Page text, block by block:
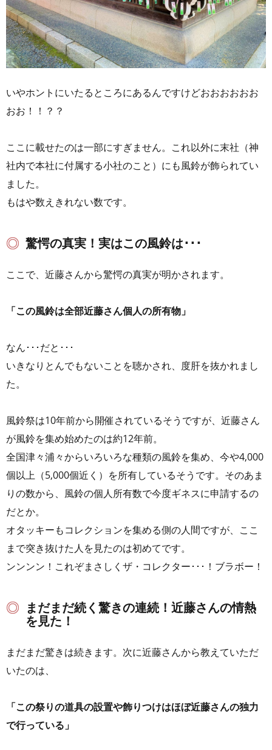
いやホントにいたるところにあるんですけどおおおおおお
おお！！？？
ここに載せたのは一部にすぎません。これ以外に末社（神
社内で本社に付属する小社のこと）にも風鈴が飾られてい
ました。
もはや数えきれない数です。
驚愕の真実！実はこの風鈴は･･･
ここで、近藤さんから驚愕の真実が明かされます。
「この風鈴は全部近藤さん個人の所有物」
なん･･･だと･･･
いきなりとんでもないことを聴かされ、度肝を抜かれまし
た。
風鈴祭は10年前から開催されているそうですが、近藤さん
が風鈴を集め始めたのは約12年前。
全国津々浦々からいろいろな種類の風鈴を集め、今や4,000
個以上（5,000個近く）を所有しているそうです。そのあま
りの数から、風鈴の個人所有数で今度ギネスに申請するの
だとか。
オタッキーもコレクションを集める側の人間ですが、ここ
まで突き抜けた人を見たのは初めてです。
ンンンン！これぞまさしくザ・コレクター･･･！ブラボー！
まだまだ続く驚きの連続！近藤さんの情熱
を見た！
まだまだ驚きは続きます。次に近藤さんから教えていただ
いたのは、
「この祭りの道具の設置や飾りつけはほぼ近藤さんの独力
で行っている」